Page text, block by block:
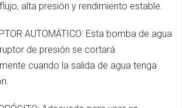
alta presión y rendimiento estable.
AUTOMÁTICO: Esta bomba de agua
de presión se cortará
cuando la salida de agua tenga